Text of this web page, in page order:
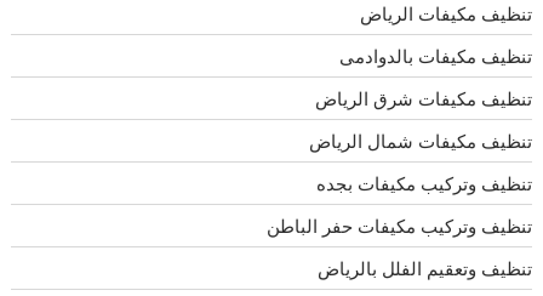
تنظيف مكيفات الرياض
تنظيف مكيفات بالدوادمى
تنظيف مكيفات شرق الرياض
تنظيف مكيفات شمال الرياض
تنظيف وتركيب مكيفات بجده
تنظيف وتركيب مكيفات حفر الباطن
تنظيف وتعقيم الفلل بالرياض